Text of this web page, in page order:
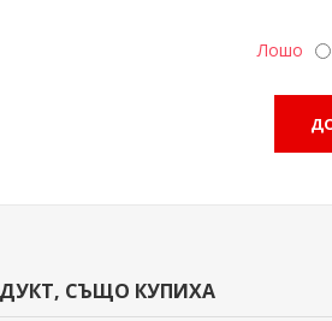
Лошо
СЪЩО КУПИХА